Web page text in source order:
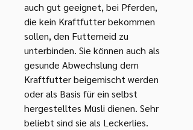
auch gut geeignet, bei Pferden,
die kein Kraftfutter bekommen
sollen, den Futterneid zu
unterbinden. Sie können auch als
gesunde Abwechslung dem
Kraftfutter beigemischt werden
oder als Basis für ein selbst
hergestelltes Müsli dienen. Sehr
beliebt sind sie als Leckerlies.